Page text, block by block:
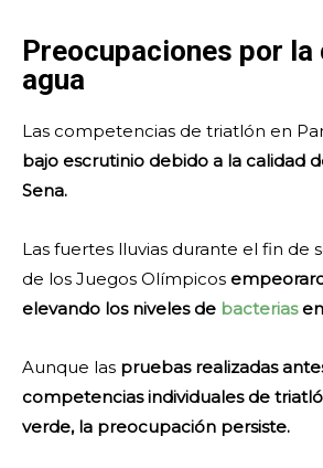
Preocupaciones por la
agua
Las competencias de triatlón en
bajo escrutinio debido a la calidad
Sena.
Las fuertes lluvias durante el fin de
de los Juegos Olímpicos
elevando los niveles de bacteriasen
Aunque las pruebas realizadas
competencias individuales de
verde, la preocupación persiste.